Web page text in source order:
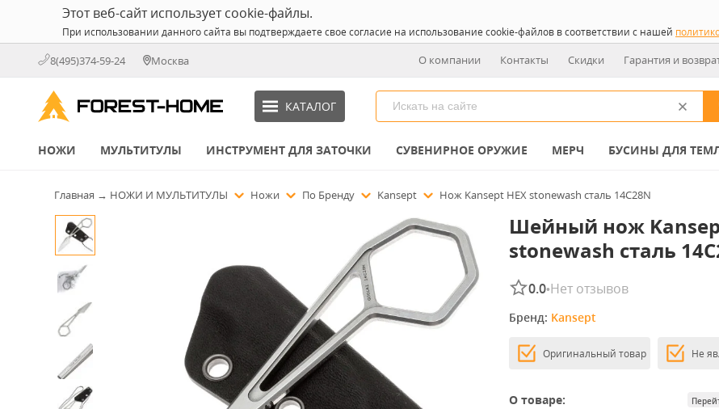
Этот веб-сайт использует cookie-файлы.
При использовании данного сайта вы подтверждаете свое согласие на использование cookie-файлов в соответствии с нашей
8(495)374-59-24 Москва О компании Контакты Скидки Гарантия и
КАТАЛОГ
НОЖИ МУЛЬТИТУЛЫ ИНСТРУМЕНТ ДЛЯ ЗАТОЧКИ СУВЕНИРНОЕ ОРУЖИЕ МЕРЧ БУСИНЫ ДЛЯ
Главная → НОЖИ И МУЛЬТИТУЛЫ Ножи По Бренду Kansept Нож Kansept HEX stonewash сталь 14C28N
Шейный нож
stonewash сталь
0.0•Нет отзывов
Бренд: Kansept
Оригинальный товар Не
О товаре: